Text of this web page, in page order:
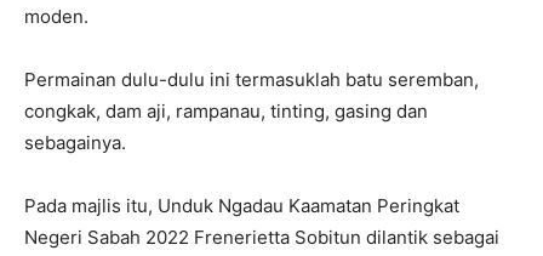
moden.
Permainan dulu-dulu ini termasuklah batu seremban,
congkak, dam aji, rampanau, tinting, gasing dan
sebagainya.
Pada majlis itu, Unduk Ngadau Kaamatan Peringkat
Negeri Sabah 2022 Frenerietta Sobitun dilantik sebagai